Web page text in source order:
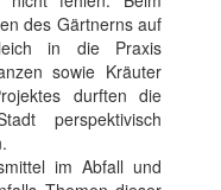
des Gärtnerns auf
in die Praxis
sowie Kräuter
durften die
perspektivisch
im Abfall und